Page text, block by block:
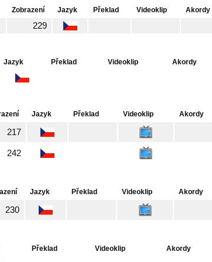
Zobrazení Jazyk Překlad Videoklip Akordy
229
Jazyk Překlad Videoklip Akordy
Jazyk Překlad Videoklip Akordy
217
242
Jazyk Překlad Videoklip Akordy
230
Překlad Videoklip Akordy